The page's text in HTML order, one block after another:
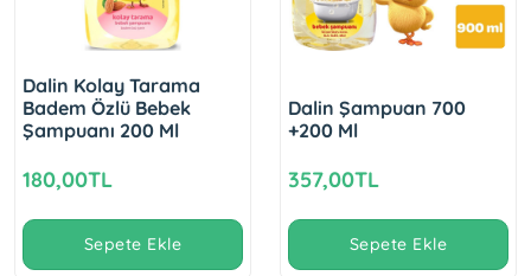
Dalin Kolay Tarama
Badem Özlü Bebek
Şampuanı 200 Ml
180,00TL
Sepete Ekle
Dalin Şampuan 700
+200 Ml
357,00TL
Sepete Ekle